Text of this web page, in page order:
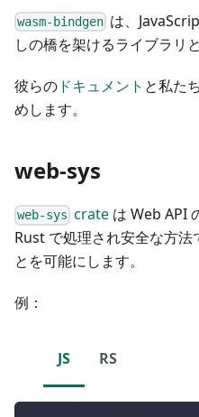
wasm-bindgen は、
しの橋を架けるライブラリ
彼らの ドキュメント と私た
めします。
web-sys
web-sys crate は Web API
Rust で処理され安全な方法
とを可能にします。
例：
JS RS